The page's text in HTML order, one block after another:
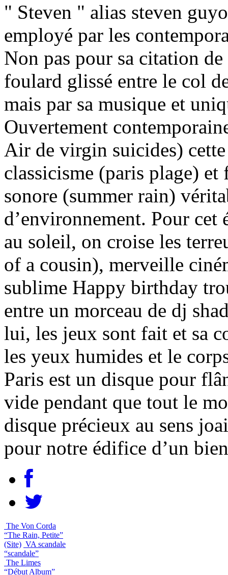
" Steven " alias steven
employé par les
Non pas pour sa citation
foulard glissé entre le col
mais par sa musique et
Ouvertement
Air de virgin suicides)
classicisme (paris plage) et
sonore (summer rain)
d’environnement. Pour cet
au soleil, on croise les
of a cousin), merveille
sublime Happy birthday
entre un morceau de dj
lui, les jeux sont fait et sa
les yeux humides et le
Paris est un disque pour
vide pendant que tout le
disque précieux au sens
pour notre édifice d’un
The Von Corda
“The Rain, Petite”
(Site) VA scandale
“scandale”
The Limes
“Début Album”